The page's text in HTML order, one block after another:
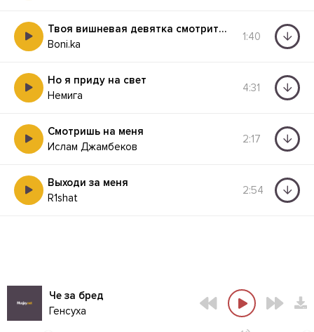
Твоя вишневая девятка смотрится на десятку
Boni.ka
1:40
Но я приду на свет
Немига
4:31
Смотришь на меня
Ислам Джамбеков
2:17
Выходи за меня
R1shat
2:54
Че за бред
Генсуха